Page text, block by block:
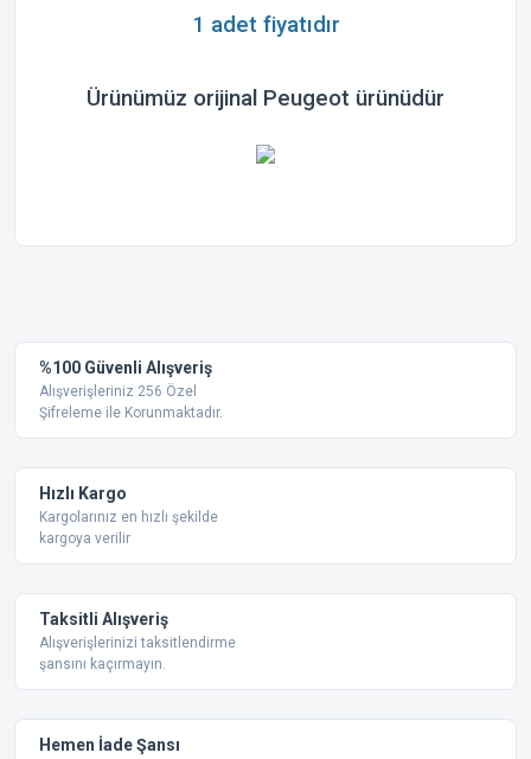
1 adet fiyatıdır
Ürünümüz orijinal Peugeot ürünüdür
Ürün resmi kalitesiz, bozuk veya görüntülenemiyor.
Ürün açıklamasında eksik bilgiler bulunuyor.
Bu ürüne benzer farklı alternatifler olmalı.
%100 Güvenli Alışveriş
Alışverişleriniz 256 Özel
Şifreleme ile Korunmaktadır.
Hızlı Kargo
Kargolarınız en hızlı şekilde
kargoya verilir
Taksitli Alışveriş
Alışverişlerinizi taksitlendirme
şansını kaçırmayın.
Hemen İade Şansı